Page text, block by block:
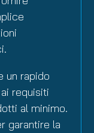
un rapido
requisiti
al minimo.
garantire la